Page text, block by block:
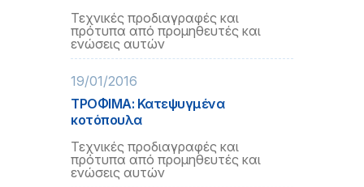
Τεχνικές προδιαγραφές και
πρότυπα από προμηθευτές και
ενώσεις αυτών
19/01/2016
ΤΡΟΦΙΜΑ: Κατεψυγμένα
κοτόπουλα
Τεχνικές προδιαγραφές και
πρότυπα από προμηθευτές και
ενώσεις αυτών